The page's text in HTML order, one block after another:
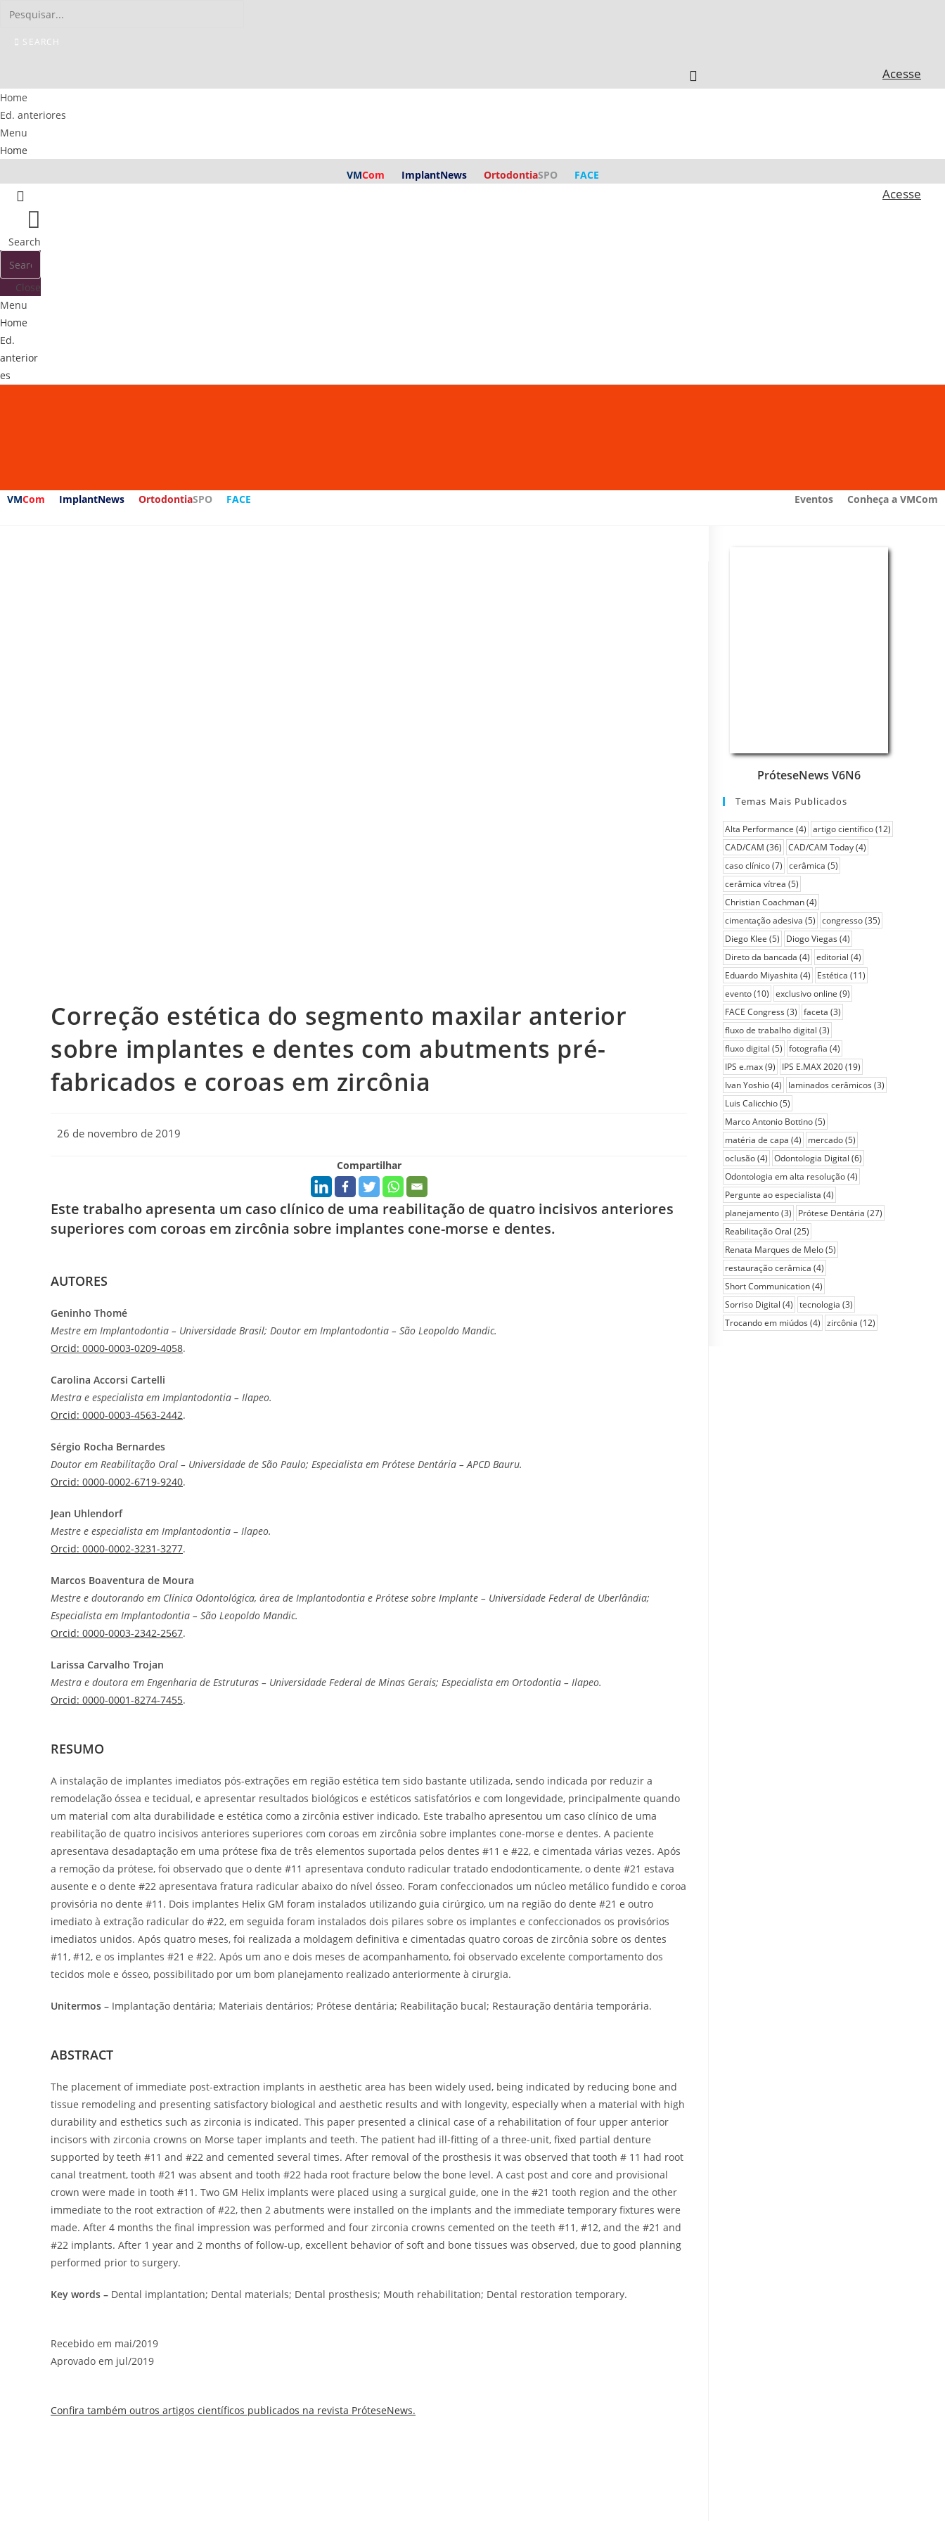
Skip
contentSEARCH
VMCom ImplantNews OrtodontiaSPO FACE
Home
Ed. anteriores
Menu
Home
Search
Close
Menu
Home
Ed.
anterior
es
VMCom ImplantNews OrtodontiaSPO FACE Eventos Conheça a VMCom
Correção estética do segmento maxilar anterior
sobre implantes e dentes com abutments pré-
fabricados e coroas em zircônia
Post
26 de novembro de 2019
Compartilhar
Este trabalho apresenta um caso clínico de uma reabilitação de quatro incisivos anteriores
superiores com coroas em zircônia sobre implantes cone-morse e dentes.
AUTORES
Geninho Thomé
Mestre em Implantodontia – Universidade Brasil; Doutor em Implantodontia – São Leopoldo Mandic.
Orcid: 0000-0003-0209-4058.
Carolina Accorsi Cartelli
Mestra e especialista em Implantodontia – Ilapeo.
Orcid: 0000-0003-4563-2442.
Sérgio Rocha Bernardes
Doutor em Reabilitação Oral – Universidade de São Paulo; Especialista em Prótese Dentária – APCD Bauru.
Orcid: 0000-0002-6719-9240.
Jean Uhlendorf
Mestre e especialista em Implantodontia – Ilapeo.
Orcid: 0000-0002-3231-3277.
Marcos Boaventura de Moura
Mestre e doutorando em Clínica Odontológica, área de Implantodontia e Prótese sobre Implante – Universidade Federal de Uberlândia;
Especialista em Implantodontia – São Leopoldo Mandic.
Orcid: 0000-0003-2342-2567.
Larissa Carvalho Trojan
Mestra e doutora em Engenharia de Estruturas – Universidade Federal de Minas Gerais; Especialista em Ortodontia – Ilapeo.
Orcid: 0000-0001-8274-7455.
RESUMO
A instalação de implantes imediatos pós-extrações em região estética tem sido bastante utilizada, sendo indicada por reduzir a
remodelação óssea e tecidual, e apresentar resultados biológicos e estéticos satisfatórios e com longevidade, principalmente quando
um material com alta durabilidade e estética como a zircônia estiver indicado. Este trabalho apresentou um caso clínico de uma
reabilitação de quatro incisivos anteriores superiores com coroas em zircônia sobre implantes cone-morse e dentes. A paciente
apresentava desadaptação em uma prótese fixa de três elementos suportada pelos dentes #11 e #22, e cimentada várias vezes. Após
a remoção da prótese, foi observado que o dente #11 apresentava conduto radicular tratado endodonticamente, o dente #21 estava
ausente e o dente #22 apresentava fratura radicular abaixo do nível ósseo. Foram confeccionados um núcleo metálico fundido e coroa
provisória no dente #11. Dois implantes Helix GM foram instalados utilizando guia cirúrgico, um na região do dente #21 e outro
imediato à extração radicular do #22, em seguida foram instalados dois pilares sobre os implantes e confeccionados os provisórios
imediatos unidos. Após quatro meses, foi realizada a moldagem definitiva e cimentadas quatro coroas de zircônia sobre os dentes
#11, #12, e os implantes #21 e #22. Após um ano e dois meses de acompanhamento, foi observado excelente comportamento dos
tecidos mole e ósseo, possibilitado por um bom planejamento realizado anteriormente à cirurgia.
Unitermos – Implantação dentária; Materiais dentários; Prótese dentária; Reabilitação bucal; Restauração dentária temporária.
ABSTRACT
The placement of immediate post-extraction implants in aesthetic area has been widely used, being indicated by reducing bone and
tissue remodeling and presenting satisfactory biological and aesthetic results and with longevity, especially when a material with high
durability and esthetics such as zirconia is indicated. This paper presented a clinical case of a rehabilitation of four upper anterior
incisors with zirconia crowns on Morse taper implants and teeth. The patient had ill-fitting of a three-unit, fixed partial denture
supported by teeth #11 and #22 and cemented several times. After removal of the prosthesis it was observed that tooth # 11 had root
canal treatment, tooth #21 was absent and tooth #22 hada root fracture below the bone level. A cast post and core and provisional
crown were made in tooth #11. Two GM Helix implants were placed using a surgical guide, one in the #21 tooth region and the other
immediate to the root extraction of #22, then 2 abutments were installed on the implants and the immediate temporary fixtures were
made. After 4 months the final impression was performed and four zirconia crowns cemented on the teeth #11, #12, and the #21 and
#22 implants. After 1 year and 2 months of follow-up, excellent behavior of soft and bone tissues was observed, due to good planning
performed prior to surgery.
Key words – Dental implantation; Dental materials; Dental prosthesis; Mouth rehabilitation; Dental restoration temporary.
Recebido em mai/2019
Aprovado em jul/2019
Confira também outros artigos científicos publicados na revista PróteseNews.
PróteseNews V6N6
Temas Mais Publicados
Alta Performance (4) artigo científico(12)
CAD/CAM (36) CAD/CAM Today(4)
caso clínico(7) cerâmica (5)
cerâmica vítrea (5)
Christian Coachman(4)
cimentação adesiva (5) congresso(35)
Diego Klee (5) Diogo Viegas (4)
Direto da bancada (4) editorial (4)
Eduardo Miyashita (4) Estética (11)
evento(10) exclusivo online (9)
FACE Congress (3) faceta (3)
fluxo de trabalho digital (3)
fluxo digital (5) fotografia (4)
IPS e.max(9) IPS E.MAX 2020(19)
Ivan Yoshio(4) laminados cerâmicos (3)
Luis Calicchio(5)
Marco Antonio Bottino(5)
matéria de capa (4) mercado(5)
oclusão(4) Odontologia Digital (6)
Odontologia em alta resolução(4)
Pergunte ao especialista (4)
planejamento(3) Prótese Dentária (27)
Reabilitação Oral (25)
Renata Marques de Melo(5)
restauração cerâmica (4)
Short Communication(4)
Sorriso Digital (4) tecnologia (3)
Trocando em miúdos (4) zircônia (12)